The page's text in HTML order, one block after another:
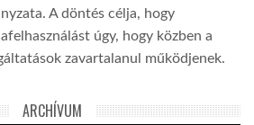
A döntés célja, hogy
úgy, hogy közben a
zavartalanul működjenek.
ARCHÍVUM